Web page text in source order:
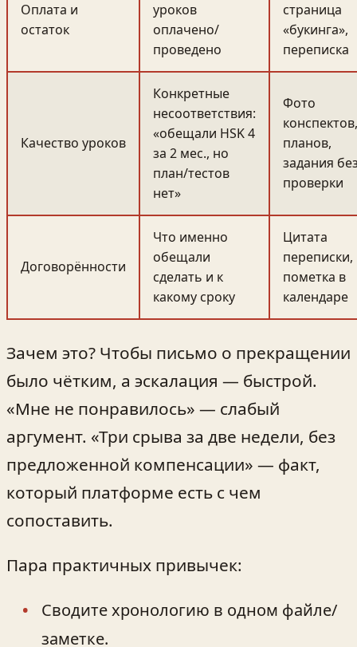
Оплата и
остаток
уроков
оплачено/
проведено
страница
«букинга»,
переписка
Качество уроков
Конкретные
несоответствия:
«обещали HSK 4
за 2 мес., но
план/тестов
нет»
Фото
конспектов,
планов,
задания
проверки
Договорённости
Что именно
обещали
сделать и к
какому сроку
Цитата
переписки,
пометка в
календаре
Зачем это? Чтобы письмо о прекращении
было чётким, а эскалация — быстрой.
«Мне не понравилось» — слабый
аргумент. «Три срыва за две недели, без
предложенной компенсации» — факт,
который платформе есть с чем
сопоставить.
Пара практичных привычек:
Сводите хронологию в одном файле/
заметке.